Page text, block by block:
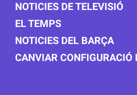
NOTICIES DE TELEVISIÓ
EL TEMPS
NOTICIES DEL BARÇA
CANVIAR CONFIGURACIÓ